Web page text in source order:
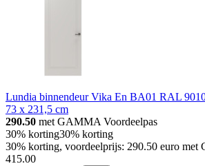
Lundia binnendeur Vika En BA01 RAL
73 x 231,5 cm
290.50 met GAMMA Voordeelpas
30% korting30% korting
30% korting, voordeelprijs: 290.50 euro met
415.00